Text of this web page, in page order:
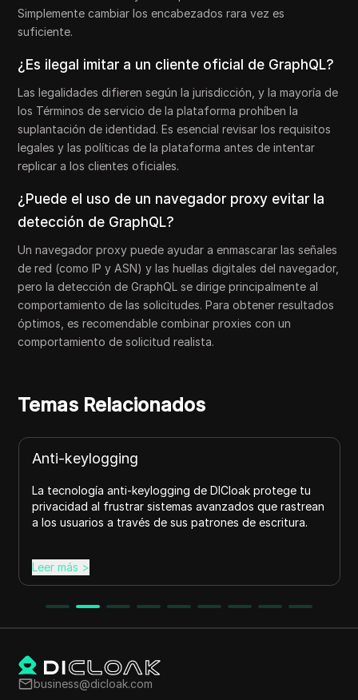
Simplemente cambiar los encabezados rara vez es
suficiente.
¿Es ilegal imitar a un cliente oficial de GraphQL?
Las legalidades difieren según la jurisdicción, y la mayoría de
los Términos de servicio de la plataforma prohíben la
suplantación de identidad. Es esencial revisar los requisitos
legales y las políticas de la plataforma antes de intentar
replicar a los clientes oficiales.
¿Puede el uso de un navegador proxy evitar la
detección de GraphQL?
Un navegador proxy puede ayudar a enmascarar las señales
de red (como IP y ASN) y las huellas digitales del navegador,
pero la detección de GraphQL se dirige principalmente al
comportamiento de las solicitudes. Para obtener resultados
óptimos, es recomendable combinar proxies con un
comportamiento de solicitud realista.
Temas Relacionados
Anti-keylogging
La tecnología anti-keylogging de DICloak protege tu
privacidad al frustrar sistemas avanzados que rastrean
a los usuarios a través de sus patrones de escritura.
Leer más >
business@dicloak.com